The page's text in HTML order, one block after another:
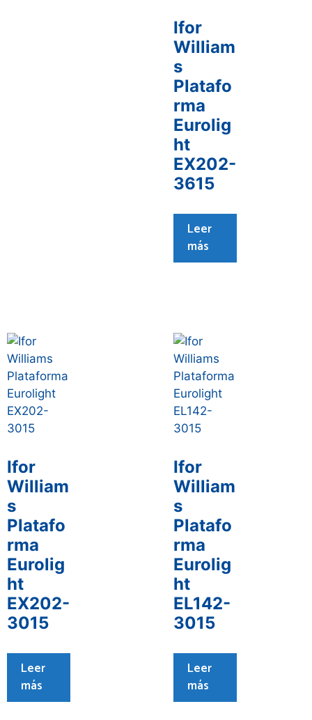
Ifor
William
s
Platafo
rma
Eurolig
ht
EX202-
3615
Leer
más
Ifor
William
s
Platafo
rma
Eurolig
ht
EX202-
3015
Leer
más
Ifor
William
s
Platafo
rma
Eurolig
ht
EL142-
3015
Leer
más